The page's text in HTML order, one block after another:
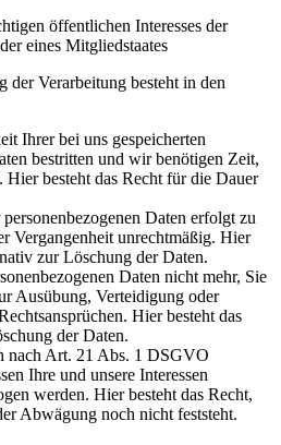
öffentlichen Interesses der
eines Mitgliedstaates
der Verarbeitung besteht in den
Ihrer bei uns gespeicherten
bestritten und wir benötigen Zeit,
Hier besteht das Recht für die Dauer
Daten erfolgt zu
Vergangenheit unrechtmäßig. Hier
zur Löschung der Daten.
Daten nicht mehr, Sie
Ausübung, Verteidigung oder
Hier besteht das
der Daten.
nach Art. 21 Abs. 1 DSGVO
Ihre und unsere Interessen
werden. Hier besteht das Recht,
Abwägung noch nicht feststeht.